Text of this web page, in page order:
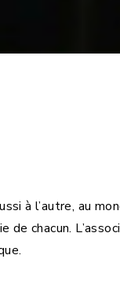
à l’autre, au
chacun.